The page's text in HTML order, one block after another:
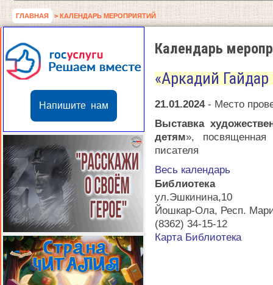
ГЛАВНАЯ > КАЛЕНДАРЬ МЕРОПРИЯТИЙ
Напишите нам
Календарь
«Аркадий
21.01.2024 - Место
Выставка
детям», посвященная
писателя
Весь календарь
Библиотека
ул.Эшкинина,10
Йошкар-Ола, Респ.
(8362) 34-15-12
Карта Библиотека